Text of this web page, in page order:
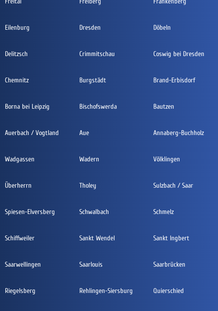
Eilenburg Dresden Döbeln
Delitzsch Crimmitschau Coswig bei Dresden
Chemnitz Burgstädt Brand-Erbisdorf
Borna bei Leipzig Bischofswerda Bautzen
Auerbach / Vogtland Aue Annaberg-Buchholz
Wadgassen Wadern Völklingen
Überherrn Tholey Sulzbach / Saar
Spiesen-Elversberg Schwalbach Schmelz
Schiffweiler Sankt Wendel Sankt Ingbert
Saarwellingen Saarlouis Saarbrücken
Riegelsberg Rehlingen-Siersburg Quierschied